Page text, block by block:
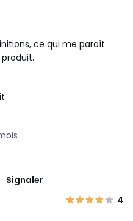
ce qui me paraît
Signaler
4